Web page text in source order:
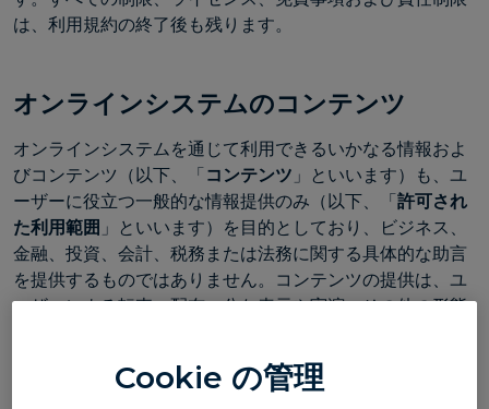
は、利用規約の終了後も残ります。
オンラインシステムのコンテンツ
オンラインシステムを通じて利用できるいかなる情報およ
びコンテンツ（以下、「コンテンツ 」といいます）も、ユ
ーザーに役立つ一般的な情報提供のみ（以下、「許可され
た利用範囲 」といいます）を目的としており、ビジネス、
金融、投資、会計、税務または法務に関する具体的な助言
を提供するものではありません。コンテンツの提供は、ユ
ーザーによる転売、配布、公な表示や実演、その他の形態
ユーザーは、自身の代理人として認めていない第三者がオ
Cookie の管理